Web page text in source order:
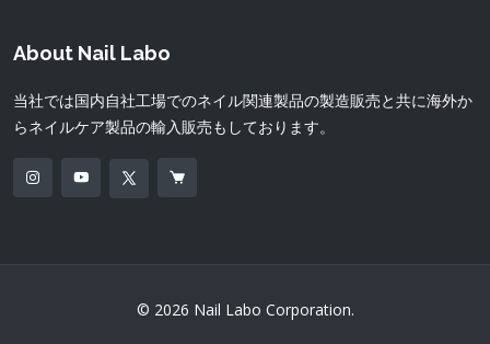
About Nail Labo
当社では国内自社工場でのネイル関連製品の製造販売と共に海外か
らネイルケア製品の輸入販売もしております。
© 2026 Nail Labo Corporation.